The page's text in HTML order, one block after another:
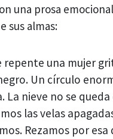
una prosa
sus almas:
repente una mujer
Un círculo
La nieve no se
las velas
Rezamos por